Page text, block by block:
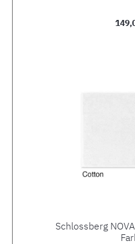
Schlossberg